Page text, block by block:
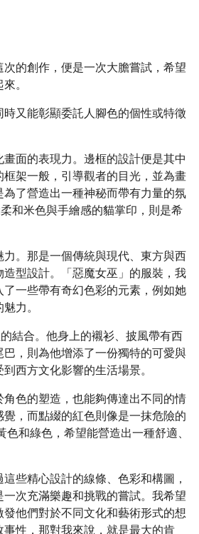
的創作，便是一次大膽嘗試，希望
。
又能彰顯委託人腳色的個性或特徵
面的表現力。邊框的設計便是其中
架一般，引導觀者的目光，並為畫
了營造出一種神秘而帶有力量的氛
和米色與手繪感的貓掌印，則是希
。那是一個傳統與現代、東方與西
型設計。「惡魔女巫」的服裝，我
一些帶有奇幻色彩的元素，例如她
力。
結合。他身上的襯衫、披風帶有西
，則為他增添了一份獨特的可愛與
西方文化影響的生活場景。
色的塑造，也能夠傳達出不同的情
，而點綴的紅色則像是一抹危險的
和綠色，希望能營造出一種舒適、
些精心設計的線條、色彩和構圖，
次充滿樂趣和挑戰的嘗試。我希望
他們對於不同文化和藝術形式的想
性，那對我來說，就是最大的肯